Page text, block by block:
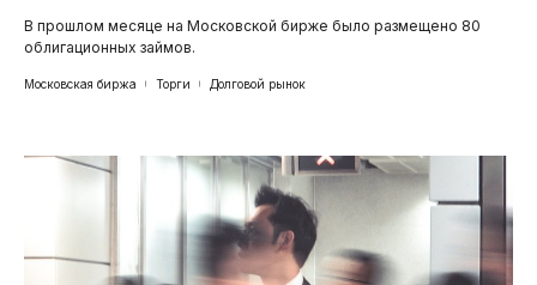
В прошлом месяце на Московской бирже было размещено 80
облигационных займов.
Московская биржа Торги Долговой рынок